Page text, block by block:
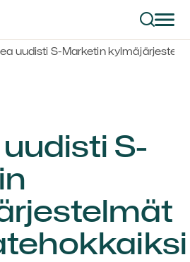
uudisti S-Marketin
S-